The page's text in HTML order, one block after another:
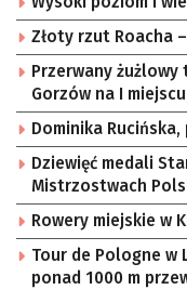
Złoty rzut Roacha
Przerwany żużlowy
Gorzów na I
Dominika
Dziewięć medali
Mistrzostwach
Rowery miejskie w
Tour de Pologne w
ponad 1000 m